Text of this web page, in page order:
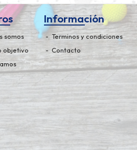
somos
objetivo
Información
Terminos y condiciones
Contacto